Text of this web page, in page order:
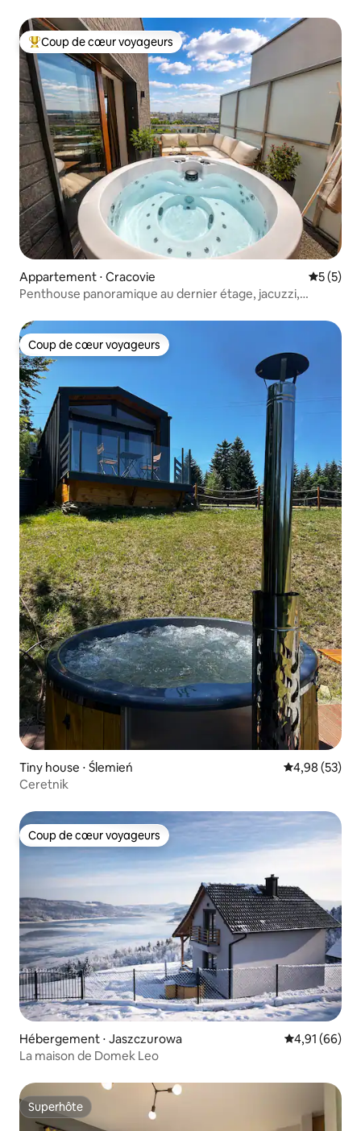
Coups de cœur voyageurs les plus appréciés
Coup de cœur voyageurs
Appartement ⋅ Cracovie
5 (5)
Penthouse panoramique au dernier étage, jacuzzi,
Coup de cœur voyageurs
Coup de cœur voyageurs
Tiny house ⋅ Ślemień Évaluation
4,98 (53)
Ceretnik
Coup de cœur voyageurs
Coup de cœur voyageurs
Hébergement ⋅ Jaszczurowa Évaluation
4,91 (66)
La maison de Domek Leo
Superhôte
Superhôte